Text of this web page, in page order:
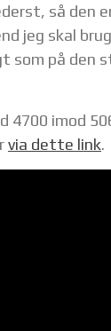
så den
jeg skal
på den
4700 imod
via dette link.